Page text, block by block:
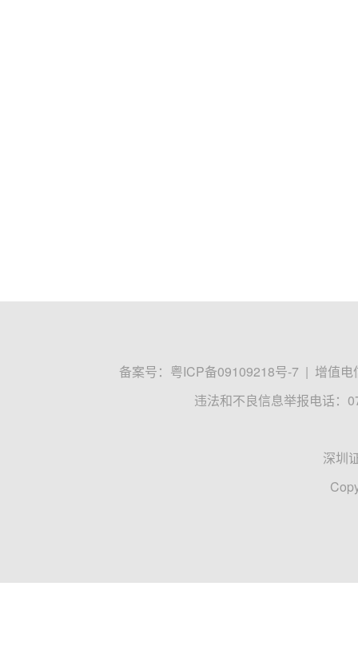
备案号： 粤ICP备09109218号-7 | 增值电
违法和不良信息举报电话：
深圳